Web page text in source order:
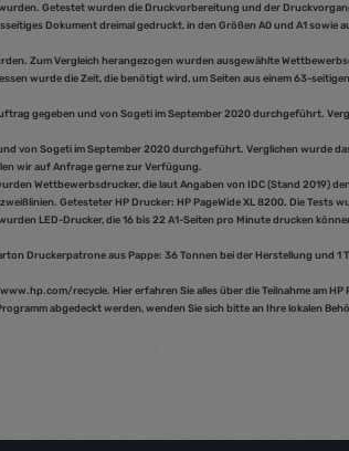
Getestet wurden die Druckvorbereitung und der
Dokument dreimal gedruckt, in den Größen A0 und A1
Zum Vergleich herangezogen wurden ausgewählte
wurde die Zeit, die benötigt wird, um Seiten aus einem 63-
gegeben und von Sogeti im September 2020 durchgeführt.
von Sogeti im September 2020 durchgeführt. Verglichen wurde
wir auf Anfrage gerne zur Verfügung.
Wettbewerbsdrucker, die laut Angaben von IDC (Stand 2019)
Getesteter HP Drucker: HP PageWide XL 8200. Die
LED-Drucker, die 16 bis 22 A1-Seiten pro Minute drucken
Druckerpatrone aus Pappe: 36 Tonnen bei der Herstellung und
recycle. Hier erfahren Sie alles über die Teilnahme am
abgedeckt werden, wenden Sie sich bitte an Ihre lokalen